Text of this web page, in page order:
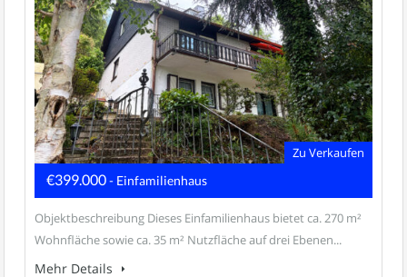
Zu Verkaufen
€399.000- Einfamilienhaus
Objektbeschreibung Dieses Einfamilienhaus bietet ca. 270 m²
Wohnfläche sowie ca. 35 m² Nutzfläche auf drei Ebenen...
Mehr Details